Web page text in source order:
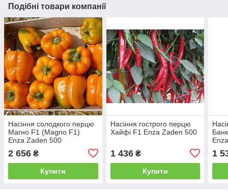
Подібні товари компанії
Насіння солодкого перцю
Магно F1 (Magno F1)
Enza Zaden 500
2 656 ₴
Купити
Насіння гострого перцю
Хайфі F1 Enza Zaden 500
1 436₴
Купити
1